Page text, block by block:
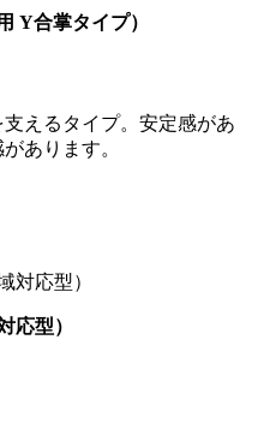
Y合掌タイプ）
えるタイプ。安定感があ
あります。
応型）